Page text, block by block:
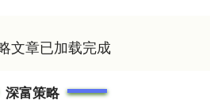
文章已加载完成
深富策略